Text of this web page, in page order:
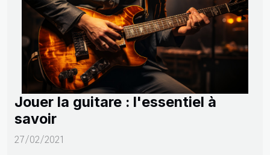
Jouer la guitare : l'essentiel à
savoir
27/02/2021